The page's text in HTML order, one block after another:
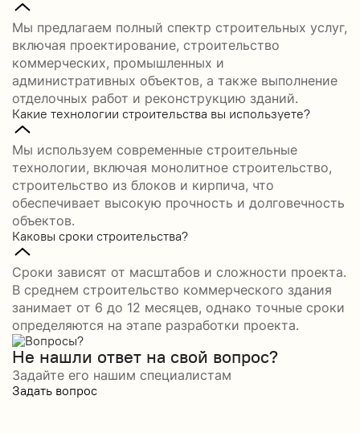
Мы предлагаем полный спектр строительных услуг,
включая проектирование, строительство
коммерческих, промышленных и
административных объектов, а также выполнение
отделочных работ и реконструкцию зданий.
Какие технологии строительства вы используете?
Мы используем современные строительные
технологии, включая монолитное строительство,
строительство из блоков и кирпича, что
обеспечивает высокую прочность и долговечность
объектов.
Каковы сроки строительства?
Сроки зависят от масштабов и сложности проекта.
В среднем строительство коммерческого здания
занимает от 6 до 12 месяцев, однако точные сроки
определяются на этапе разработки проекта.
Не нашли ответ на свой вопрос?
Задайте его нашим специалистам
Задать вопрос